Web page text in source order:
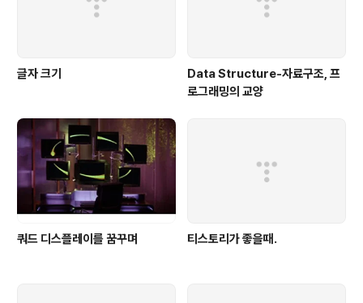
쳤었는데 이번에는 배포..
글자 크기
Data Structure-자료구조, 프
로그래밍의 교양
쿼드 디스플레이를 꿈꾸며 티스토리가 좋을때.